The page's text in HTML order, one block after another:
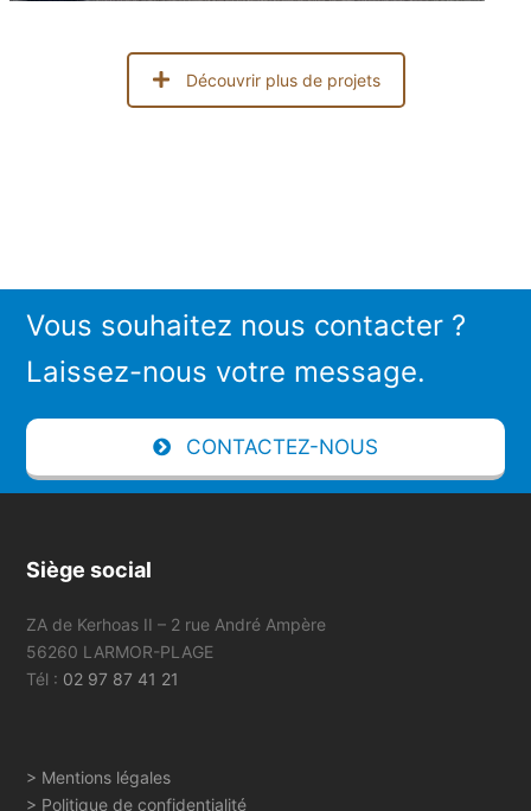
Découvrir plus de projets
Vous souhaitez nous contacter ?
Laissez-nous votre message.
CONTACTEZ-NOUS
Siège social
ZA de Kerhoas II – 2 rue André Ampère
56260 LARMOR-PLAGE
Tél : 02 97 87 41 21
> Mentions légales
> Politique de confidentialité